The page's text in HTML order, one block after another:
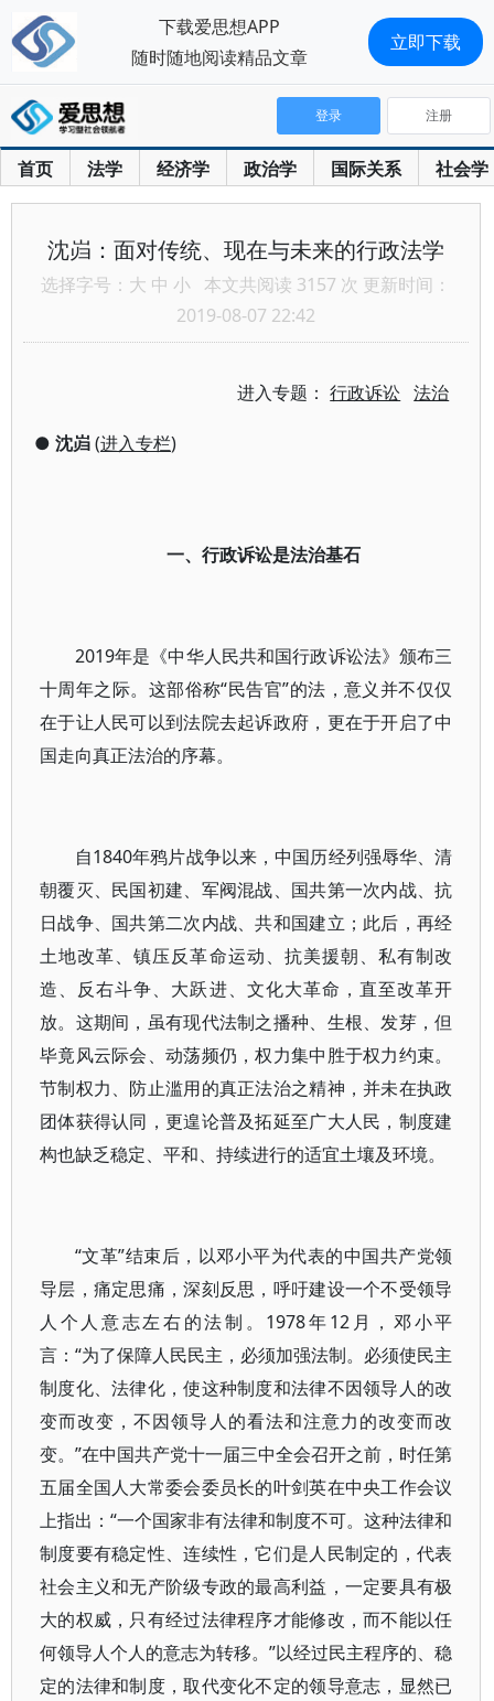
首页 法学 经济学 政治学 国际关系 社会学
登录 注册
沈岿：面对传统、现在与未来的行政法学
选择字号： 大 中 小 本文共阅读 3157 次 更新时间：
2019-08-07 22:42
进入专题：行政诉讼 法治
● 沈岿(进入专栏)
一、行政诉讼是法治基石
2019年是《中华人民共和国行政诉讼法》颁布三
十周年之际。这部俗称“民告官”的法，意义并不仅仅
在于让人民可以到法院去起诉政府，更在于开启了中
国走向真正法治的序幕。
自1840年鸦片战争以来，中国历经列强辱华、清
朝覆灭、民国初建、军阀混战、国共第一次内战、抗
日战争、国共第二次内战、共和国建立；此后，再经
土地改革、镇压反革命运动、抗美援朝、私有制改
造、反右斗争、大跃进、文化大革命，直至改革开
放。这期间，虽有现代法制之播种、生根、发芽，但
毕竟风云际会、动荡频仍，权力集中胜于权力约束。
节制权力、防止滥用的真正法治之精神，并未在执政
团体获得认同，更遑论普及拓延至广大人民，制度建
构也缺乏稳定、平和、持续进行的适宜土壤及环境。
“文革”结束后，以邓小平为代表的中国共产党领
导层，痛定思痛，深刻反思，呼吁建设一个不受领导
人个人意志左右的法制。1978年12月，邓小平
言：“为了保障人民民主，必须加强法制。必须使民主
制度化、法律化，使这种制度和法律不因领导人的改
变而改变，不因领导人的看法和注意力的改变而改
变。”在中国共产党十一届三中全会召开之前，时任第
五届全国人大常委会委员长的叶剑英在中央工作会议
上指出：“一个国家非有法律和制度不可。这种法律和
制度要有稳定性、连续性，它们是人民制定的，代表
社会主义和无产阶级专政的最高利益，一定要具有极
大的权威，只有经过法律程序才能修改，而不能以任
何领导人个人的意志为转移。”以经过民主程序的、稳
定的法律和制度，取代变化不定的领导意志，显然已
下载爱思想APP
随时随地阅读精品文章
立即下载